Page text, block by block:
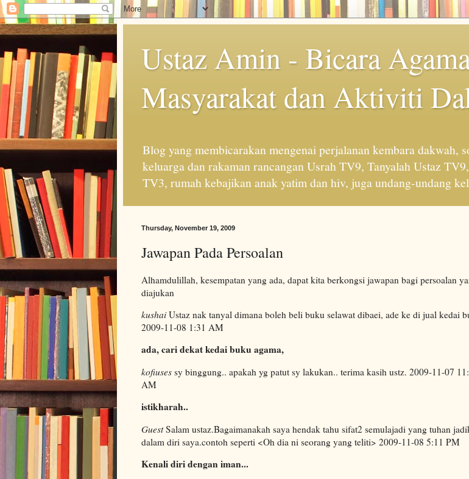
Ustaz Amin - Bicara
Masyarakat dan Aktiviti
Blog yang membicarakan mengenai perjalanan kembara dakwah,
keluarga dan rakaman rancangan Usrah TV9, Tanyalah Ustaz
TV3, rumah kebajikan anak yatim dan hiv, juga undang-undang
Thursday, November 19, 2009
Jawapan Pada Persoalan
Alhamdulillah, kesempatan yang ada, dapat kita berkongsi jawapan bagi persoalan
diajukan
kushai Ustaz nak tanyal dimana boleh beli buku selawat dibaei, ade ke di jual kedai
2009-11-08 1:31 AM
ada, cari dekat kedai buku agama,
kofiuses sy binggung.. apakah yg patut sy lakukan.. terima kasih ustz. 2009-11-07
AM
istikharah..
GuestSalam ustaz.Bagaimanakah saya hendak tahu sifat2 semulajadi yang tuhan
dalam diri saya.contoh seperti <Oh dia ni seorang yang teliti> 2009-11-08 5:11 PM
Kenali diri dengan iman...